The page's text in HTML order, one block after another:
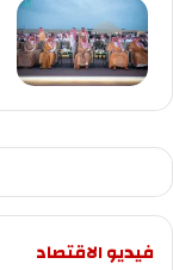
فيديو الاقتصاد